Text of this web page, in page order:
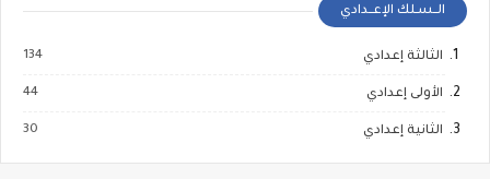
الــسـلك الإعــدادي
الثالثة إعدادي 134
الأولى إعدادي 44
الثانية إعدادي 30